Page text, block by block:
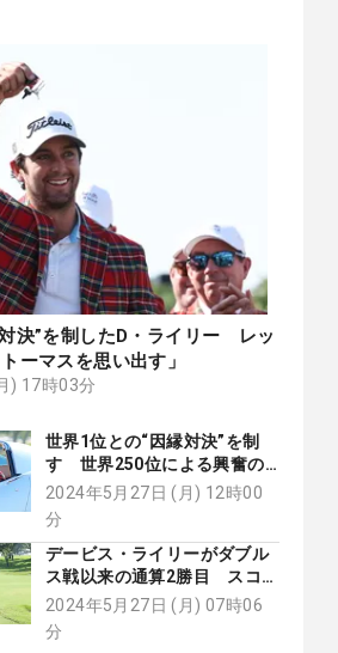
決”を制したD・ライリー レッ
ーマスを思い出す」
) 17時03分
世界1位との“因縁対決”を制
す 世界250位による興奮の
勝利【舩越園子コラム】
2024年5月27日 (月) 12時00
分
デービス・ライリーがダブル
ス戦以来の通算2勝目 スコッ
ティ・シェフラーは2位
2024年5月27日 (月) 07時06
分